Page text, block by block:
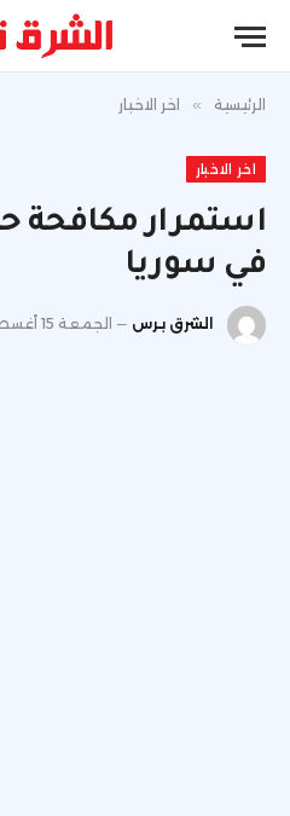
الرئيسية » اخر الاخبار
اخر الاخبار
استمرار مكافحة
في سوريا
الشرق برس الجمعة 15 أغسطس 3:49 م